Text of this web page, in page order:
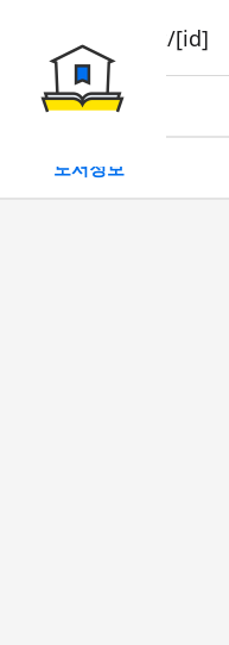
book/rent/[id]
대여
도서정보